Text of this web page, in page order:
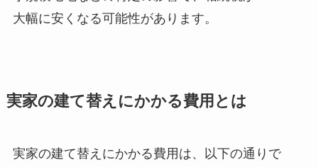
大幅に安くなる可能性があります。
実家の建て替えにかかる費用とは
実家の建て替えにかかる費用は、以下の通りで